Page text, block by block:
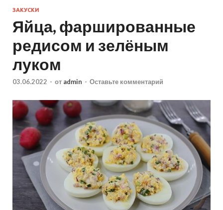
ЗАКУСКИ
Яйца, фаршированные
редисом и зелёным
луком
03.06.2022 - от admin - Оставьте комментарий